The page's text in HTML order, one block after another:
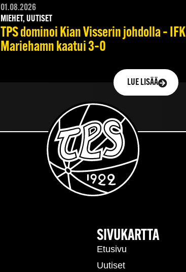
01.08.2026
MIEHET, UUTISET
TPS dominoi Kian Visserin johdolla – IFK
Mariehamn kaatui 3–0
LUE LISÄÄ
SIVUKARTTA
Etusivu
Uutiset